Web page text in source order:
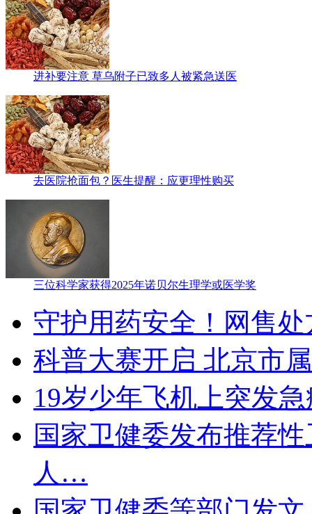
进补要注意 草乌附子已致多人被紧急送医
去医院抢面包？医生提醒：应更理性购买
三位科学家获得2025年诺贝尔生理学或医学奖
守护用药安全！网售
科普大赛开启 北京市
19岁少年飞机上突发
国家卫健委发布推荐
人…